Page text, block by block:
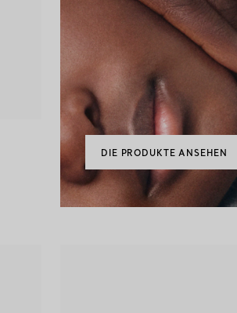
DIE PRODUKTE ANSEHEN